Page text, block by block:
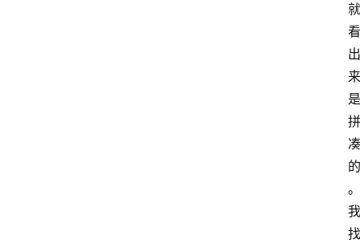
就
看
出
来
是
拼
凑
的
。
我
找